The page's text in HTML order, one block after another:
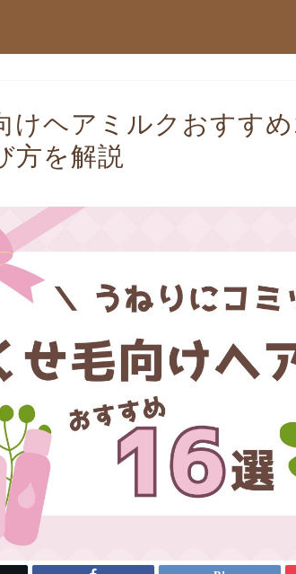
けヘアミルクおすす
方を解説